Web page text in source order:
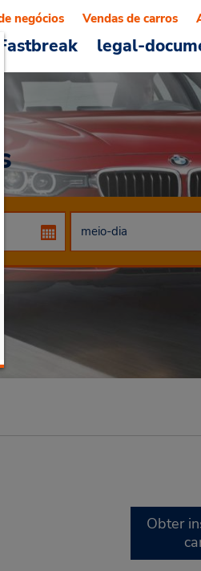
Fastbreak legal-
negócios Vendas de carros
Obter